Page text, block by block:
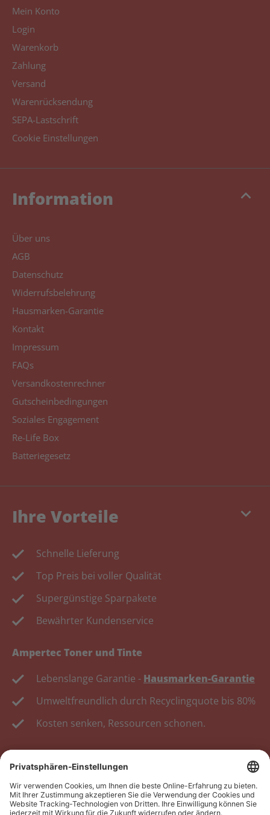
Mein Konto
Login
Warenkorb
Zahlung
Versand
Warenrücksendung
SEPA-Lastschrift
Cookie Einstellungen
keyboard_arrow_up
Information
Über uns
AGB
Datenschutz
Widerrufsbelehrung
Hausmarken-Garantie
Kontakt
Impressum
FAQs
Versandkostenrechner
Gutscheinbedingungen
Soziales Engagement
Re-Life Box
Batteriegesetz
keyboard_arrow_down
Ihre Vorteile
Schnelle Lieferung
Top Preis bei voller Qualität
Supergünstige Sparpakete
Bewährter Kundenservice
Ampertec Toner und Tinte
Lebenslange Garantie - Hausmarken-Garantie
Umweltfreundlich durch Recyclingquote bis 80%
Kosten senken, Ressourcen schonen.
Wiederverkäufer:Das Angebot unseres Web-Shops
richtet sich nicht an Wiederverkäufer. Wenn Sie
Wiederverkäufer sind, registrieren Sie sich bitte in